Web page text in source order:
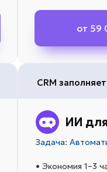
от 59
CRM
ИИ
Задача:
• Экономия 1–3